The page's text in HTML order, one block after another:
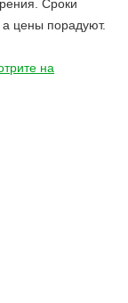
Сроки
а цены порадуют.
на